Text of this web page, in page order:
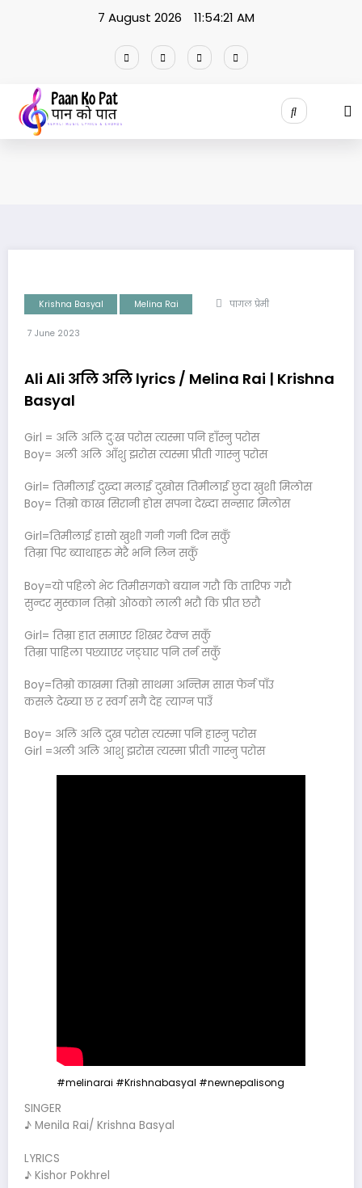
7 August 2026 11:54:22 AM
Krishna Basyal Melina Rai पागल प्रेमी
7 June 2023
Ali Ali अलि अलि lyrics / Melina Rai | Krishna
Basyal
Girl = अलि अलि दुःख परोस त्यस्मा पनि हाँस्नु परोस
Boy= अली अलि आँशु झरोस त्यस्मा प्रीती गास्नु परोस
Girl= तिमीलाई दुख्दा मलाई दुखोस तिमीलाई छुदा खुशी मिलोस
Boy= तिम्रो काख सिरानी होस सपना देख्दा सन्सार मिलोस
Girl=तिमीलाई हासो खुशी गनी गनी दिन सकुँ
तिम्रा पिर ब्याथाहरु मेरै भनि लिन सकुँ
Boy=यो पहिलो भेट तिमीसगको बयान गरौ कि तारिफ गरौ
सुन्दर मुस्कान तिम्रो ओठको लाली भरौ कि प्रीत छरौ
Girl= तिम्रा हात समाएर शिखर टेक्न सकुँ
तिम्रा पाहिला पछ्याएर जङ्घार पनि तर्न सकुँ
Boy=तिम्रो काखमा तिम्रो साथमा अन्तिम सास फेर्न पाँउ
कसले देख्या छ र स्वर्ग सगै देह त्याग्न पाउँ
Boy= अलि अलि दुख परोस त्यस्मा पनि हास्नु परोस
Girl =अली अलि आशु झरोस त्यस्मा प्रीती गास्नु परोस
#melinarai #Krishnabasyal #newnepalisong
SINGER
♪ Menila Rai/ Krishna Basyal
LYRICS
♪ Kishor Pokhrel